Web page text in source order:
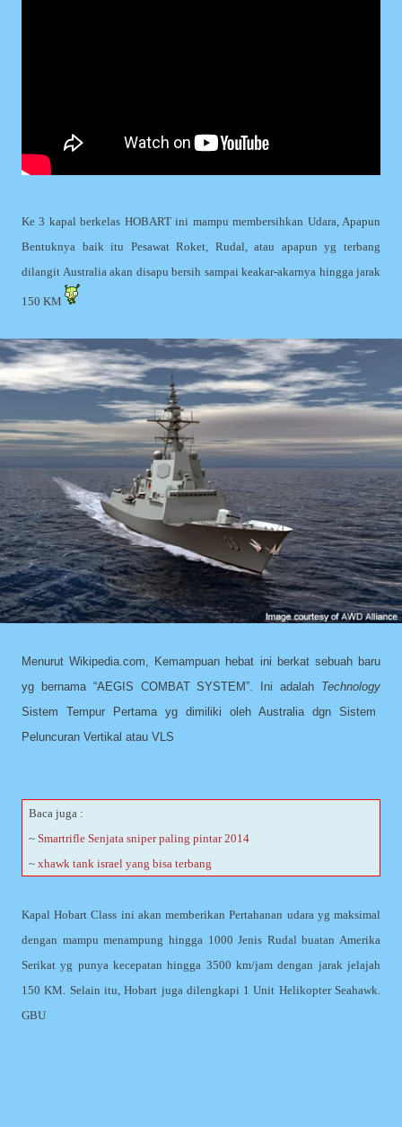
Ke 3 kapal berkelas HOBART ini mampu membersihkan Udara, Apapun
Bentuknya baik itu Pesawat Roket, Rudal, atau apapun yg terbang
dilangit Australia akan disapu bersih sampai keakar-akarnya hingga jarak
150 KM
Menurut Wikipedia.com, Kemampuan hebat ini berkat sebuah baru
yg bernama “AEGIS COMBAT SYSTEM”. Ini adalah Technology
Sistem Tempur Pertama yg dimiliki oleh Australia dgn Sistem
Peluncuran Vertikal atau VLS
Baca juga :
~Smartrifle Senjata sniper paling pintar 2014
~xhawk tank israel yang bisa terbang
Kapal Hobart Class ini akan memberikan Pertahanan udara yg maksimal
dengan mampu menampung hingga 1000 Jenis Rudal buatan Amerika
Serikat yg punya kecepatan hingga 3500 km/jam dengan jarak jelajah
150 KM. Selain itu, Hobart juga dilengkapi 1 Unit Helikopter Seahawk.
GBU